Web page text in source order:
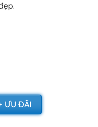
ƯU ĐÃI